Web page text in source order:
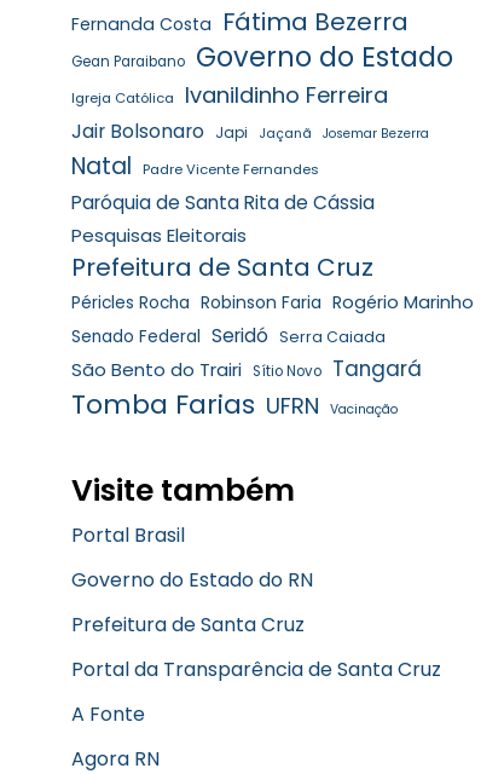
Fernanda Costa Fátima Bezerra
Gean Paraibano Governo do Estado
Igreja Católica Ivanildinho Ferreira
Jair Bolsonaro Japi Jaçanã Josemar Bezerra
Natal Padre Vicente Fernandes
Paróquia de Santa Rita de Cássia
Pesquisas Eleitorais
Prefeitura de Santa Cruz
Péricles Rocha Robinson Faria Rogério Marinho
Senado Federal Seridó Serra Caiada
São Bento do Trairi Sítio Novo Tangará
Tomba Farias UFRN Vacinação
Visite também
Portal Brasil
Governo do Estado do RN
Prefeitura de Santa Cruz
Portal da Transparência de Santa Cruz
A Fonte
Agora RN